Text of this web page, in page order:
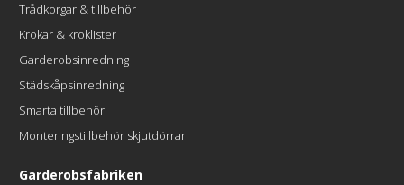
Trådkorgar & tillbehör
Krokar & kroklister
Garderobsinredning
Städskåpsinredning
Smarta tillbehör
Monteringstillbehör skjutdörrar
Garderobsfabriken